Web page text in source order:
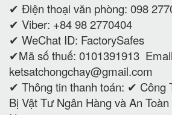
✔ Điện thoại văn phòng: 098
✔ Viber: +84 98 2770404
✔ WeChat ID: FactorySafes
✔Mã số thuế: 0101391913
ketsatchongchay@gmail.com
✔ Thông tin thanh toán: ✔ Công
Bị Vật Tư Ngân Hàng và An